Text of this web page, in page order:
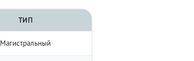
ТИП
Магистральный